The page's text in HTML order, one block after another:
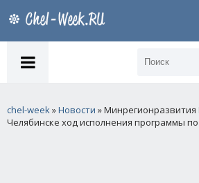
chel-week»Новости » Минрегионразвития
Челябинске ход исполнения программы